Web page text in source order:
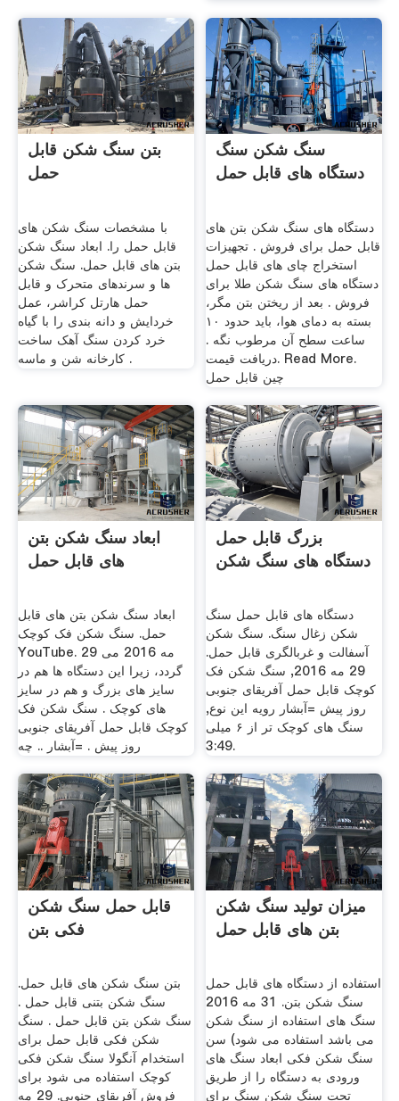
بتن سنگ شکن قابل
حمل
با مشخصات سنگ شکن های
قابل حمل را. ابعاد سنگ شکن
بتن های قابل حمل. سنگ شکن
ها و سرندهای متحرک و قابل
حمل هارتل کراشر، عمل
خردایش و دانه بندی را با گیاه
خرد کردن سنگ آهک ساخت
کارخانه شن و ماسه .
سنگ شکن سنگ
دستگاه های قابل حمل
دستگاه های سنگ شکن بتن های
قابل حمل برای فروش . تجهیزات
استخراج چای های قابل حمل
دستگاه های سنگ شکن طلا برای
فروش . بعد از ریختن بتن مگر،
بسته به دمای هوا، باید حدود ۱۰
ساعت سطح آن مرطوب نگه .
دریافت قیمت. Read More.
چین قابل حمل
ابعاد سنگ شکن بتن
های قابل حمل
ابعاد سنگ شکن بتن های قابل
حمل. سنگ شکن فک کوچک
YouTube. 29 مه 2016 می
گردد، زیرا این دستگاه ها هم در
سایز های بزرگ و هم در سایز
های کوچک . سنگ شکن فک
کوچک قابل حمل آفریقای جنوبی
روز پیش . =آبشار .. چه
بزرگ قابل حمل
دستگاه های سنگ شکن
دستگاه های قابل حمل سنگ
شکن زغال سنگ. سنگ شکن
آسفالت و غربالگری قابل حمل.
29 مه 2016, سنگ شکن فک
کوچک قابل حمل آفریقای جنوبی
روز پیش =آبشار رویه این نوع,
سنگ های کوچک تر از ۶ میلی
3:49.
قابل حمل سنگ شکن
فکی بتن
بتن سنگ شکن های قابل حمل.
سنگ شکن بتنی قابل حمل .
سنگ شکن بتن قابل حمل . سنگ
شکن فکی قابل حمل برای
استخدام آنگولا سنگ شکن فکی
کوچک استفاده می شود برای
فروش آفریقای جنوبی. 29 مه
میزان تولید سنگ شکن
بتن های قابل حمل
استفاده از دستگاه های قابل حمل
سنگ شکن بتن. 31 مه 2016
سنگ های استفاده از سنگ شکن
می باشد استفاده می شود) سن
سنگ شکن فکی ابعاد سنگ های
ورودی به دستگاه را از طریق
تحت سنگ شکن سنگ برای